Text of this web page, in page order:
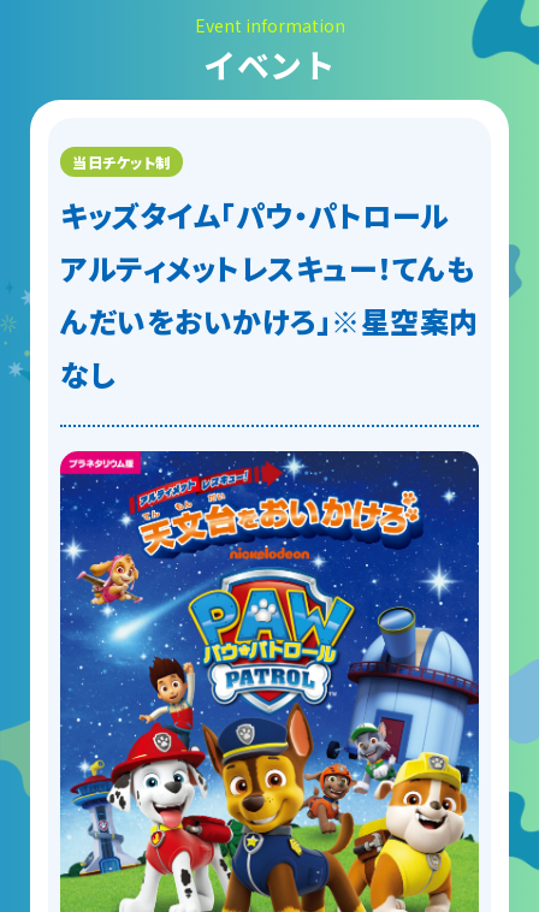
実験・展示分野のアルバイト募集
インフォメーション アルバイト募集
職場体験・実習・CST
職場体験について
博物館実習について
山梨大学CSTの受講者の方へ
名誉館長あいさつ
お知らせ
サイトポリシー
プライバシーポリシー
お問い合わせ
プラネタリウム
イベント
動画配信
Event information
イベント
キッズタイム「パウ・パトロール
アルティメットレスキュー！てんも
んだいをおいかけろ」※星空案内
なし